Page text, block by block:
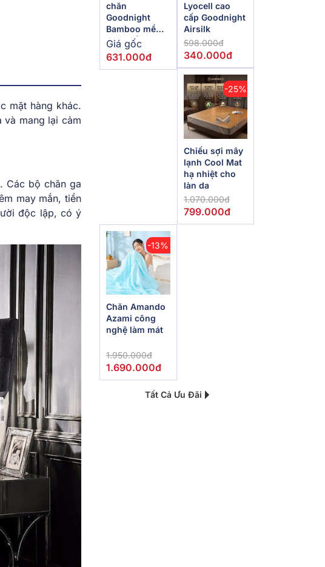
mặt hàng khác.
và mang lại cảm
Các bộ chăn ga
may mắn, tiền
độc lập, có ý
chăn
Goodnight
Bamboo mềm
mại, điều hòa
thân nhiệt
Giá gốc
631.000đ
Lyocell cao
cấp Goodnight
Airsilk
598.000đ
340.000đ
-25%
Chiếu sợi mây
lạnh Cool Mat
hạ nhiệt cho
làn da
1.070.000đ
799.000đ
-13%
Chăn Amando
Azami công
nghệ làm mát
1.950.000đ
1.690.000đ
Tất Cả Ưu Đãi